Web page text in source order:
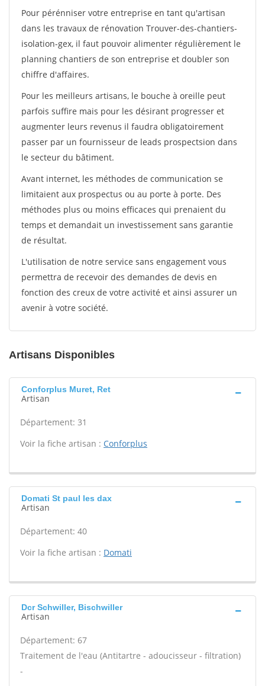
Pour pérénniser votre entreprise en tant qu'artisan
dans les travaux de rénovation Trouver-des-chantiers-
isolation-gex, il faut pouvoir alimenter régulièrement le
planning chantiers de son entreprise et doubler son
chiffre d'affaires.
Pour les meilleurs artisans, le bouche à oreille peut
parfois suffire mais pour les désirant progresser et
augmenter leurs revenus il faudra obligatoirement
passer par un fournisseur de leads prospectsion dans
le secteur du bâtiment.
Avant internet, les méthodes de communication se
limitaient aux prospectus ou au porte à porte. Des
méthodes plus ou moins efficaces qui prenaient du
temps et demandait un investissement sans garantie
de résultat.
L'utilisation de notre service sans engagement vous
permettra de recevoir des demandes de devis en
fonction des creux de votre activité et ainsi assurer un
avenir à votre société.
Artisans Disponibles
Conforplus Muret, Ret
Artisan
Département: 31
Voir la fiche artisan : Conforplus
Domati St paul les dax
Artisan
Département: 40
Voir la fiche artisan : Domati
Dcr Schwiller, Bischwiller
Artisan
Département: 67
Traitement de l'eau (Antitartre - adoucisseur - filtration)
-